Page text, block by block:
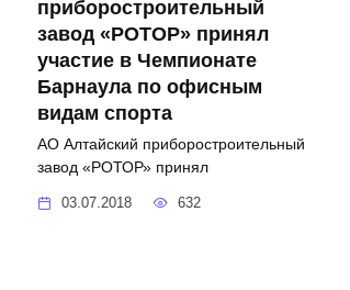
приборостроительный
завод «РОТОР» принял
участие в Чемпионате
Барнаула по офисным
видам спорта
АО Алтайский приборостроительный
завод «РОТОР» принял
03.07.2018 632